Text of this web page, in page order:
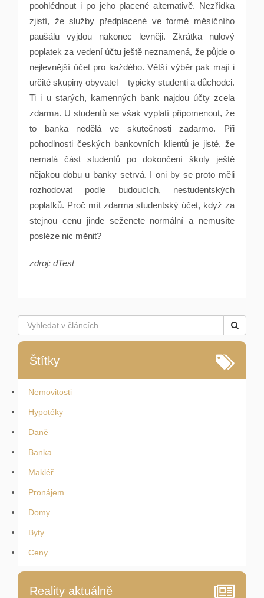
poohlédnout i po jeho placené alternativě. Nezřídka
zjistí, že služby předplacené ve formě měsíčního
paušálu vyjdou nakonec levněji. Zkrátka nulový
poplatek za vedení účtu ještě neznamená, že půjde o
nejlevnější účet pro každého. Větší výběr pak mají i
určité skupiny obyvatel – typicky studenti a důchodci.
Ti i u starých, kamenných bank najdou účty zcela
zdarma. U studentů se však vyplatí připomenout, že
to banka nedělá ve skutečnosti zadarmo. Při
pohodlnosti českých bankovních klientů je jisté, že
nemalá část studentů po dokončení školy ještě
nějakou dobu u banky setrvá. I oni by se proto měli
rozhodovat podle budoucích, nestudentských
poplatků. Proč mít zdarma studentský účet, když za
stejnou cenu jinde seženete normální a nemusíte
posléze nic měnit?
zdroj: dTest
Štítky
Nemovitosti
Hypotéky
Daně
Banka
Makléř
Pronájem
Domy
Byty
Ceny
Reality aktuálně